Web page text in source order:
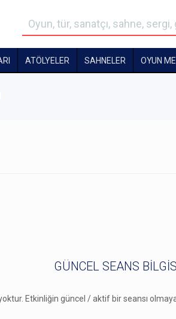
ATÖLYELER SAHNELER OYUN
GÜNCEL SEANS
Etkinliğin güncel / aktif bir seansı